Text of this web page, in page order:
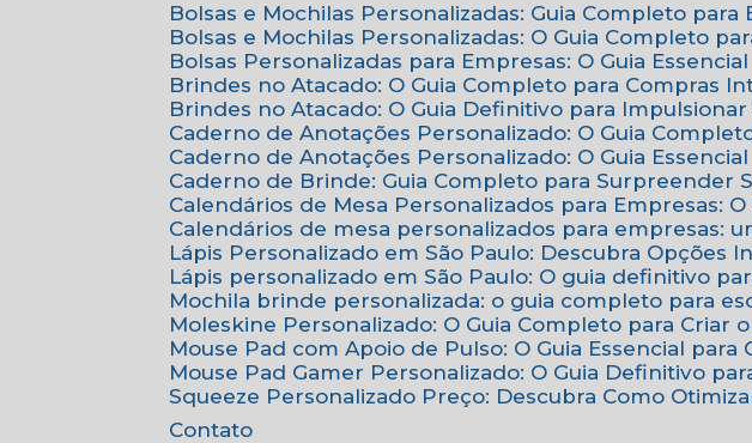
Bolsas e Mochilas Personalizadas: Guia Completo para
Bolsas e Mochilas Personalizadas: O Guia Completo
Bolsas Personalizadas para Empresas: O Guia
Brindes no Atacado: O Guia Completo para Compras
Brindes no Atacado: O Guia Definitivo para Impulsionar
Caderno de Anotações Personalizado: O Guia
Caderno de Anotações Personalizado: O Guia
Caderno de Brinde: Guia Completo para Surpreender
Calendários de Mesa Personalizados para Empresas: O
Calendários de mesa personalizados para empresas:
Lápis Personalizado em São Paulo: Descubra Opções
Lápis personalizado em São Paulo: O guia definitivo
Mochila brinde personalizada: o guia completo para
Moleskine Personalizado: O Guia Completo para Criar
Mouse Pad com Apoio de Pulso: O Guia Essencial
Mouse Pad Gamer Personalizado: O Guia Definitivo
Squeeze Personalizado Preço: Descubra Como
Contato